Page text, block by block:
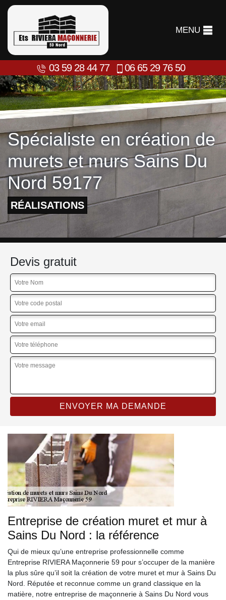
MENU
03 59 28 44 77 06 65 29 76 50
Spécialiste en création de
murets et murs Sains Du
Nord 59177
RÉALISATIONS
Devis gratuit
Entreprise de création muret et mur à
Sains Du Nord : la référence
Qui de mieux qu’une entreprise professionnelle comme
Entreprise RIVIERA Maçonnerie 59 pour s’occuper de la manière
la plus sûre qu’il soit la création de votre muret et mur à Sains Du
Nord. Réputée et reconnue comme un grand classique en la
matière, notre entreprise de maçonnerie à Sains Du Nord vous